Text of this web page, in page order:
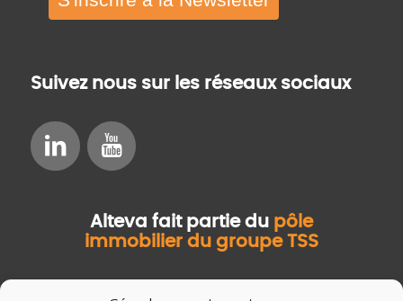
Suivez nous sur les réseaux sociaux
Alteva fait partie du pôle
immobilier du groupe TSS